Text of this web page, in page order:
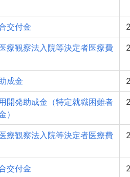
交付金
療観察法入院等決定者医療費
成金
開発助成金（特定就職困難者
）
療観察法入院等決定者医療費
交付金